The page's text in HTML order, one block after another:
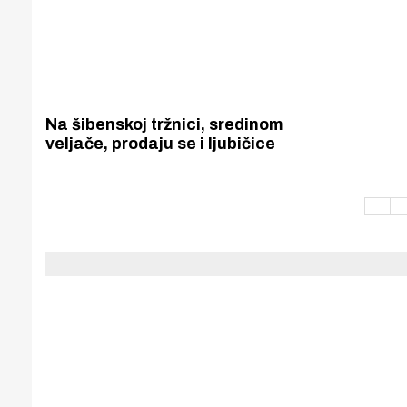
Na šibenskoj tržnici, sredinom
veljače, prodaju se i ljubičice